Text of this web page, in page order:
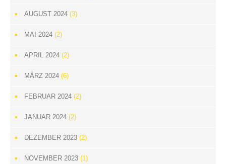
AUGUST 2024 (3)
MAI 2024 (2)
APRIL 2024 (2)
MÄRZ 2024 (6)
FEBRUAR 2024 (2)
JANUAR 2024 (2)
DEZEMBER 2023 (2)
NOVEMBER 2023 (1)